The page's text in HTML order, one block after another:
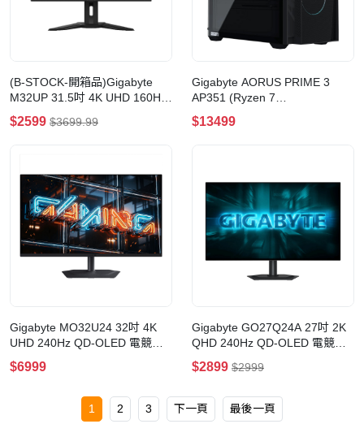
(B-STOCK-開箱品)Gigabyte
M32UP 31.5吋 4K UHD 160Hz
SS IPS 電競顯示器(一點光點)
$2599 $3699.99
Gigabyte AORUS PRIME 3
AP351 (Ryzen 7
9500F+RTX5060+16GB+Gen4
1TB+Win11 Home) 電競主機
$13499
Gigabyte MO32U24 32吋 4K
UHD 240Hz QD-OLED 電競顯
示器
$6999
Gigabyte GO27Q24A 27吋 2K
QHD 240Hz QD-OLED 電競顯
示器
$2899 $2999
1 2 3 下一頁 最後一頁